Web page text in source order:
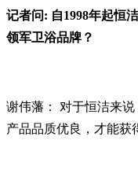
记者问: 自1998年起恒
领军卫浴品牌？
谢伟藩： 对于恒洁来
产品品质优良，才能获